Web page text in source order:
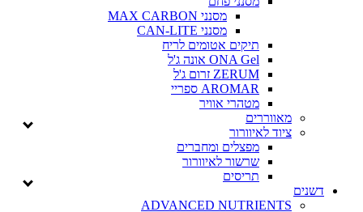
מסנני MAX CARBON
מסנני CAN-LITE
תיקים אטומים לריח
ONA Gel אונה ג'ל
ZERUM זרום ג'ל
AROMAR ספריי
מטהרי אוויר
מאווררים
ציוד לאיוורור
מפצלים ומחברים
שרשור לאיוורור
תריסים
דשנים
ADVANCED NUTRIENTS